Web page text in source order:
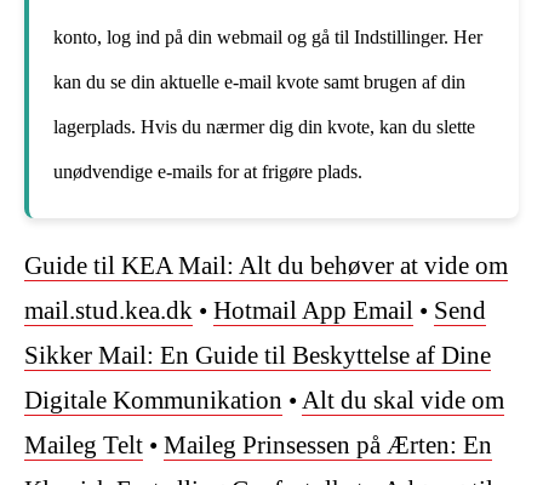
konto, log ind på din webmail og gå til Indstillinger. Her
kan du se din aktuelle e-mail kvote samt brugen af din
lagerplads. Hvis du nærmer dig din kvote, kan du slette
unødvendige e-mails for at frigøre plads.
Guide til KEA Mail: Alt du behøver at vide om
mail.stud.kea.dk • Hotmail App Email • Send
Sikker Mail: En Guide til Beskyttelse af Dine
Digitale Kommunikation •Alt du skal vide om
Maileg Telt • Maileg Prinsessen på Ærten: En